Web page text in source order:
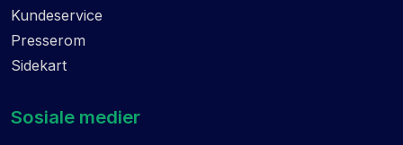
Kundeservice
Presserom
Sidekart
Sosiale medier